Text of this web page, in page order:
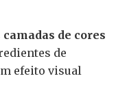
camadas de cores
de
efeito visual